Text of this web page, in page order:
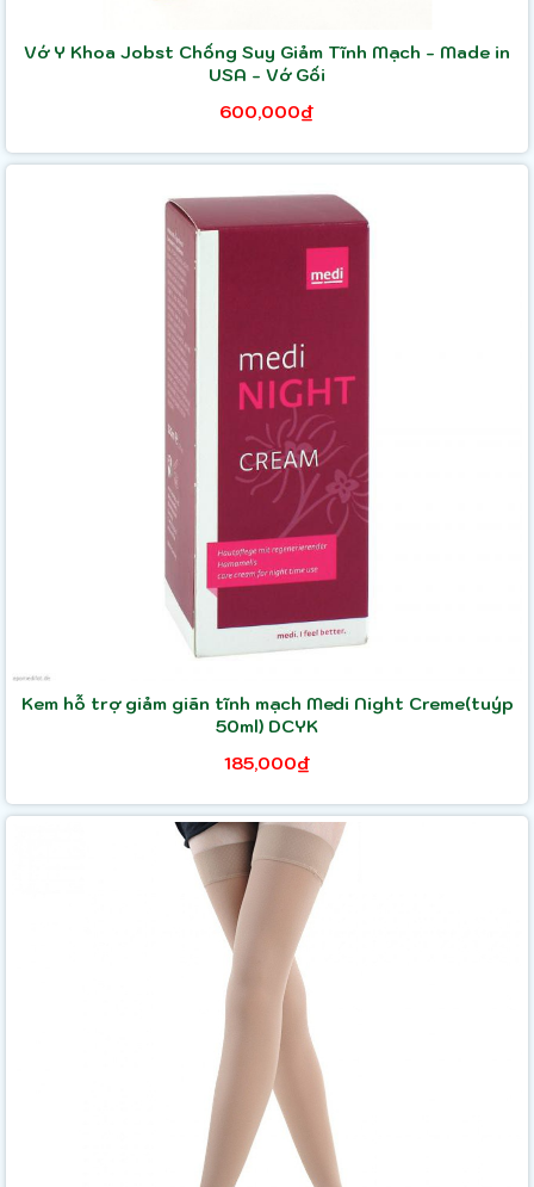
Vớ Y Khoa Jobst Chống Suy Giảm Tĩnh Mạch - Made in
USA - Vớ Gối
600,000₫
Kem hỗ trợ giảm giãn tĩnh mạch Medi Night Creme(tuýp
50ml) DCYK
185,000₫